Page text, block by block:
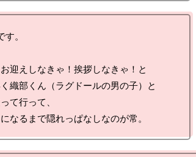
。
迎えしなきゃ！挨拶しなきゃ！と
織部くん（ラグドールの男の子）と
て行って、